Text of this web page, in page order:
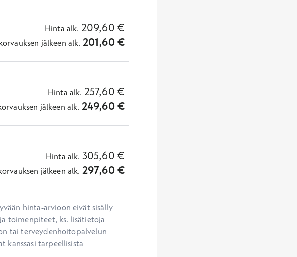
Hinta alk. 209,60 €
jälkeen alk. 201,60€
Hinta alk. 257,60 €
jälkeen alk. 249,60€
Hinta alk. 305,60 €
jälkeen alk. 297,60€
hinta-arvioon eivät sisälly
toimenpiteet, ks. lisätietoja
tai terveydenhoitopalvelun
kanssasi tarpeellisista